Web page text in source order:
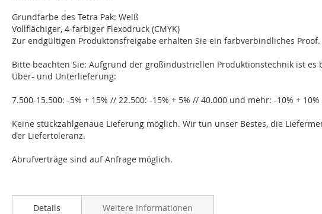
Grundfarbe des Tetra Pak: Weiß
Vollflächiger, 4-farbiger Flexodruck (CMYK)
Zur endgültigen Produktonsfreigabe erhalten Sie ein farbverbindliches Proof.
Bitte beachten Sie: Aufgrund der großindustriellen Produktionstechnik ist
Über- und Unterlieferung:
7.500-15.500: -5% + 15% // 22.500: -15% + 5% // 40.000 und mehr: -10% + 10%
Keine stückzahlgenaue Lieferung möglich. Wir tun unser Bestes, die
der Liefertoleranz.
Abrufverträge sind auf Anfrage möglich.
Details Weitere Informationen